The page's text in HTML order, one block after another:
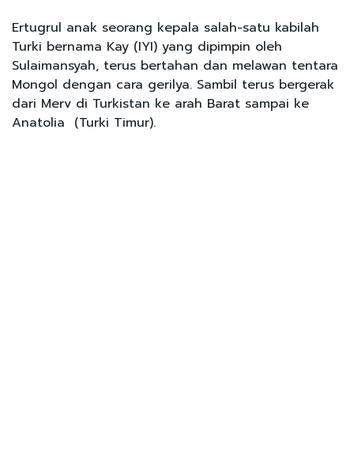
Ertugrul anak seorang kepala salah-satu kabilah
Turki bernama Kay (IYI) yang dipimpin oleh
Sulaimansyah, terus bertahan dan melawan tentara
Mongol dengan cara gerilya. Sambil terus bergerak
dari Merv di Turkistan ke arah Barat sampai ke
Anatolia (Turki Timur).